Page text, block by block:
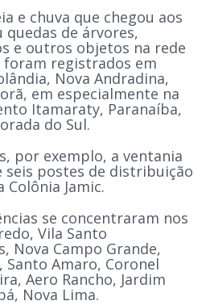
e chuva que chegou aos
de árvores,
e outros objetos na rede
foram registrados em
Nova Andradina,
em especialmente na
Itamaraty, Paranaíba,
do Sul.
por exemplo, a ventania
seis postes de distribuição
Jamic.
se concentraram nos
Vila Santo
Nova Campo Grande,
Santo Amaro, Coronel
Aero Rancho, Jardim
Nova Lima.